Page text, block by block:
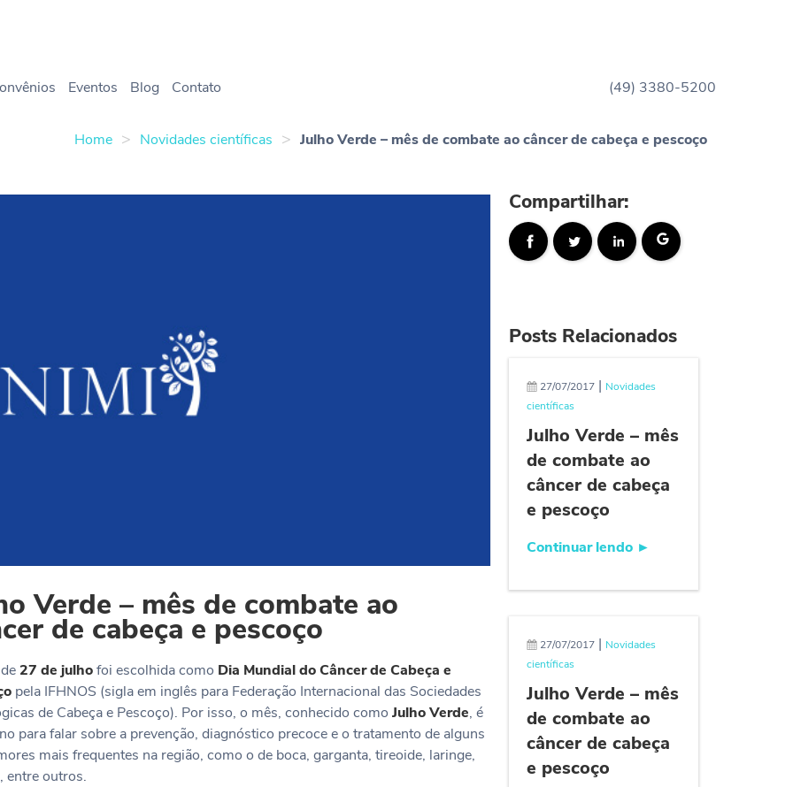
Eventos Blog Contato (49) 3380-5200
Home > Novidades científicas > Julho Verde – mês de combate ao câncer de cabeça e pescoço
Verde – mês de combate ao
de cabeça e pescoço
27 de julhofoi escolhida como Dia Mundial do Câncer de Cabeça e
pela IFHNOS (sigla em inglês para Federação Internacional das Sociedades
de Cabeça e Pescoço). Por isso, o mês, conhecido como Julho Verde, é
para falar sobre a prevenção, diagnóstico precoce e o tratamento de alguns
mais frequentes na região, como o de boca, garganta, tireoide, laringe,
entre outros.
Compartilhar:
Posts Relacionados
27/07/2017 | Novidades
científicas
Julho Verde – mês
de combate ao
câncer de cabeça
e pescoço
Continuar lendo ►
27/07/2017 | Novidades
científicas
Julho Verde – mês
de combate ao
câncer de cabeça
e pescoço